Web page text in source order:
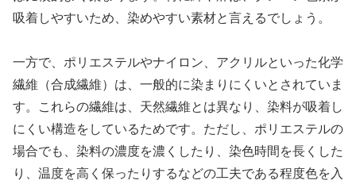
吸着しやすいため、染めやすい素材と言えるでしょう。
一方で、ポリエステルやナイロン、アクリルといった化学
繊維（合成繊維）は、一般的に染まりにくいとされていま
す。これらの繊維は、天然繊維とは異なり、染料が吸着し
にくい構造をしているためです。ただし、ポリエステルの
場合でも、染料の濃度を濃くしたり、染色時間を長くした
り、温度を高く保ったりするなどの工夫である程度色を入